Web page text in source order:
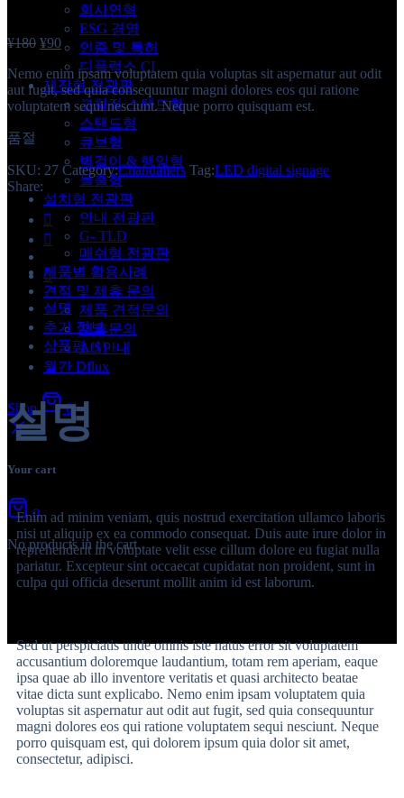
회사연혁
ESG 경영
인증 및 특허
디플럭스 CI
제작형 전광판
고화질 스탠드형
스탠드형
큐브형
벽걸이 & 행잉형
돌출형
설치형 전광판
안내 전광판
G- TLD
매쉬형 전광판
제품별 활용사례
견적 및 제휴 문의
제품 견적문의
제휴문의
A/S안내
월간 Dflux
Shop 0
Your cart
0
No products in the cart.
¥180 ¥90
Nemo enim ipsam voluptatem quia voluptas sit aspernatur aut odit
aut fugit, sed quia consequuntur magni dolores eos qui ratione
voluptatem sequi nesciunt. Neque porro quisquam est.
품절
SKU: 27 Category:Chandaliers Tag:LED digital signage
Share:
설명
추가 정보
상품평 (1)
설명
Enim ad minim veniam, quis nostrud exercitation ullamco laboris
nisi ut aliquip ex ea commodo consequat. Duis aute irure dolor in
reprehenderit in voluptate velit esse cillum dolore eu fugiat nulla
pariatur. Excepteur sint occaecat cupidatat non proident, sunt in
culpa qui officia deserunt mollit anim id est laborum.
Sed ut perspiciatis unde omnis iste natus error sit voluptatem
accusantium doloremque laudantium, totam rem aperiam, eaque
ipsa quae ab illo inventore veritatis et quasi architecto beatae
vitae dicta sunt explicabo. Nemo enim ipsam voluptatem quia
voluptas sit aspernatur aut odit aut fugit, sed quia consequuntur
magni dolores eos qui ratione voluptatem sequi nesciunt. Neque
porro quisquam est, qui dolorem ipsum quia dolor sit amet,
consectetur, adipisci.